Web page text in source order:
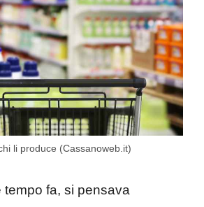
li produce (Cassanoweb.it)
tempo fa, si pensava